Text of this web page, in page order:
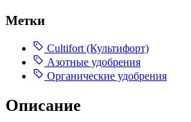
Метки
Cultifort (Культифорт)
Азотные удобрения
Органические удобрения
Описание